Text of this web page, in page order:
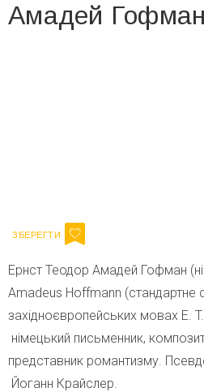
Амадей Гофман
Ернст Теодор Амадей Гофман
Amadeus Hoffmann (стандартне
західноєвропейських мовах E.
німецький письменник,
представник романтизму.
Йоганн Крайслер.